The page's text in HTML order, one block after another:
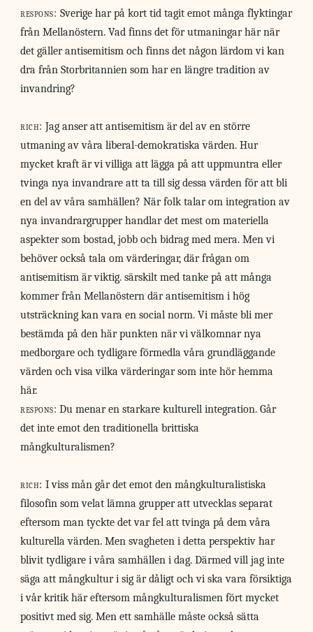
respons: Sverige har på kort tid tagit emot många flyktingar
från Mellanöstern. Vad finns det för utmaningar här när
det gäller antisemitism och finns det någon lärdom vi kan
dra från Storbritannien som har en längre tradition av
invandring?
rich: Jag anser att antisemitism är del av en större
utmaning av våra liberal-demokratiska värden. Hur
mycket kraft är vi villiga att lägga på att uppmuntra eller
tvinga nya invandrare att ta till sig dessa värden för att bli
en del av våra samhällen? När folk talar om integration av
nya invandrargrupper handlar det mest om materiella
aspekter som bostad, jobb och bidrag med mera. Men vi
behöver också tala om värderingar, där frågan om
antisemitism är viktig. särskilt med tanke på att många
kommer från Mellanöstern där antisemitism i hög
utsträckning kan vara en social norm. Vi måste bli mer
bestämda på den här punkten när vi välkomnar nya
medborgare och tydligare förmedla våra grundläggande
värden och visa vilka värderingar som inte hör hemma
här.
respons: Du menar en starkare kulturell integration. Går
det inte emot den traditionella brittiska
mångkulturalismen?
rich: I viss mån går det emot den mångkulturalistiska
filosofin som velat lämna grupper att utvecklas separat
eftersom man tyckte det var fel att tvinga på dem våra
kulturella värden. Men svagheten i detta perspektiv har
blivit tydligare i våra samhällen i dag. Därmed vill jag inte
säga att mångkultur i sig är dåligt och vi ska vara försiktiga
i vår kritik här eftersom mångkulturalismen fört mycket
positivt med sig. Men ett samhälle måste också sätta